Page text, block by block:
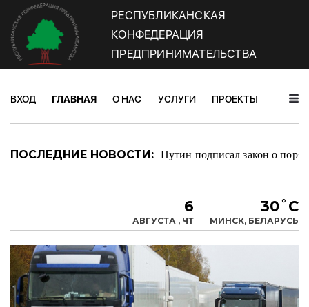
РЕСПУБЛИКАНСКАЯ
КОНФЕДЕРАЦИЯ
ПРЕДПРИНИМАТЕЛЬСТВА
ВХОД ГЛАВНАЯ О НАС УСЛУГИ ПРОЕКТЫ
ПОСЛЕДНИЕ НОВОСТИ: Путин подписал закон о
6
АВГУСТА , ЧТ
30˚C
МИНСК, БЕЛАРУСЬ